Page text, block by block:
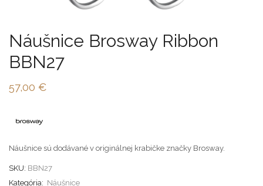
Náušnice Brosway Ribbon
BBN27
57,00 €
Náušnice sú dodávané v originálnej krabičke značky Brosway.
SKU: BBN27
Kategória: Náušnice